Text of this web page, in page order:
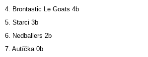
4. Brontastic Le Goats 4b
5. Starci 3b
6. Nedballers 2b
7. Autíčka 0b